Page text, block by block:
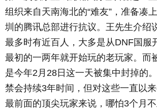
组织来自天南海北的“难友”，准备凑
圳的腾讯总部进行抗议。王先生介绍
最多时有近百人，大多是从DNF国服
最初的一两年就开始玩的老玩家。而
是今年2月28日这一天被集中封掉的
禁会持续3年时间，但对这些一直以
最前面的顶尖玩家来说，哪怕3个月